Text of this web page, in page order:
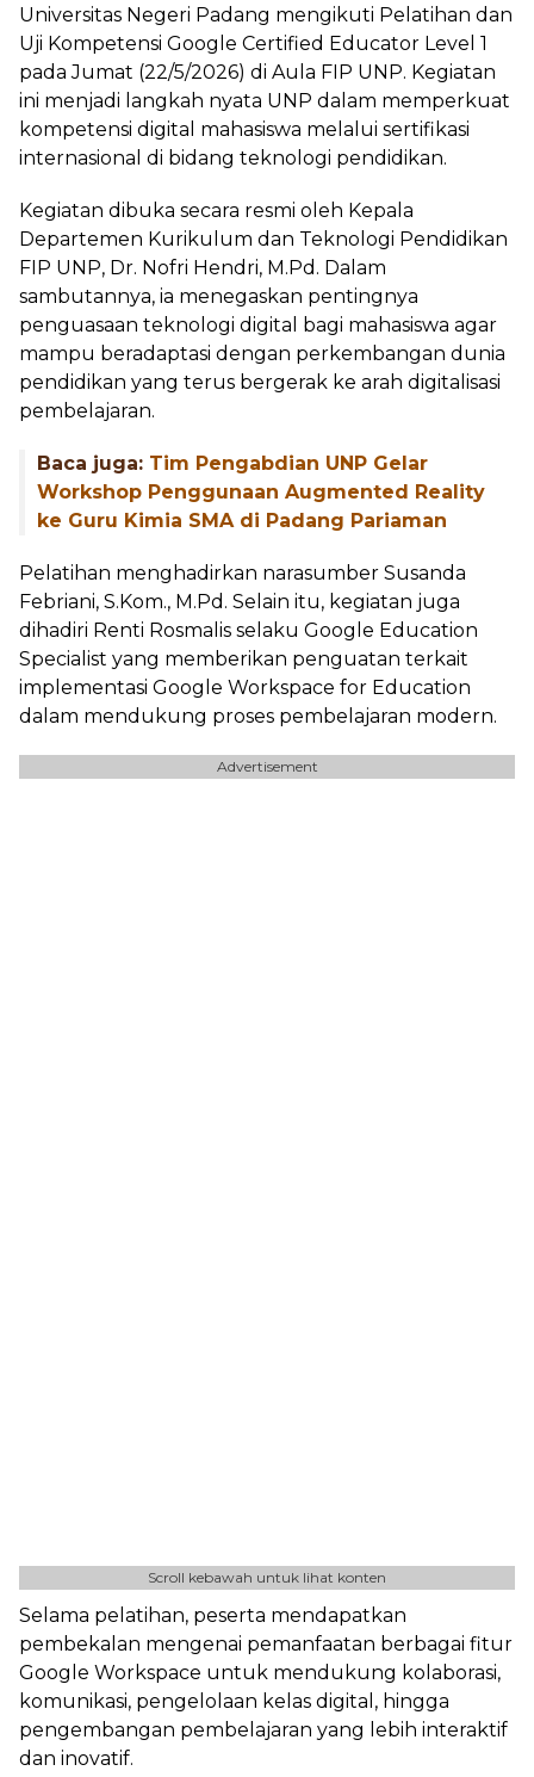
Universitas Negeri Padang mengikuti Pelatihan dan
Uji Kompetensi Google Certified Educator Level 1
pada Jumat (22/5/2026) di Aula FIP UNP. Kegiatan
ini menjadi langkah nyata UNP dalam memperkuat
kompetensi digital mahasiswa melalui sertifikasi
internasional di bidang teknologi pendidikan.
Kegiatan dibuka secara resmi oleh Kepala
Departemen Kurikulum dan Teknologi Pendidikan
FIP UNP, Dr. Nofri Hendri, M.Pd. Dalam
sambutannya, ia menegaskan pentingnya
penguasaan teknologi digital bagi mahasiswa agar
mampu beradaptasi dengan perkembangan dunia
pendidikan yang terus bergerak ke arah digitalisasi
pembelajaran.
Baca juga: Tim Pengabdian UNP Gelar
Workshop Penggunaan Augmented Reality
ke Guru Kimia SMA di Padang Pariaman
Pelatihan menghadirkan narasumber Susanda
Febriani, S.Kom., M.Pd. Selain itu, kegiatan juga
dihadiri Renti Rosmalis selaku Google Education
Specialist yang memberikan penguatan terkait
implementasi Google Workspace for Education
dalam mendukung proses pembelajaran modern.
Advertisement
Scroll kebawah untuk lihat konten
Selama pelatihan, peserta mendapatkan
pembekalan mengenai pemanfaatan berbagai fitur
Google Workspace untuk mendukung kolaborasi,
komunikasi, pengelolaan kelas digital, hingga
pengembangan pembelajaran yang lebih interaktif
dan inovatif.